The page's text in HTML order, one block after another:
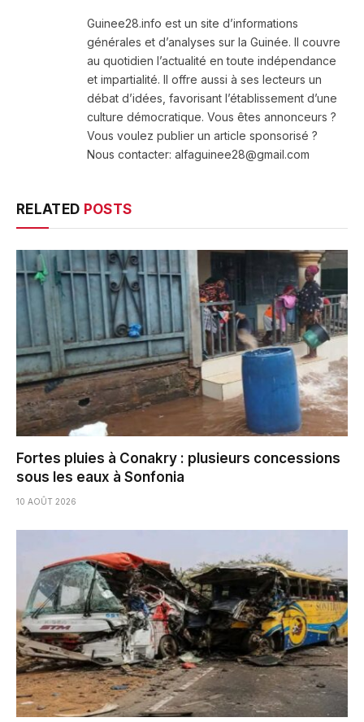
Guinee28.info est un site d’informations
générales et d’analyses sur la Guinée. Il couvre
au quotidien l’actualité en toute indépendance
et impartialité. Il offre aussi à ses lecteurs un
débat d’idées, favorisant l’établissement d’une
culture démocratique. Vous êtes annonceurs ?
Vous voulez publier un article sponsorisé ?
Nous contacter: alfaguinee28@gmail.com
RELATED POSTS
Fortes pluies à Conakry : plusieurs concessions
sous les eaux à Sonfonia
10 AOÛT 2026